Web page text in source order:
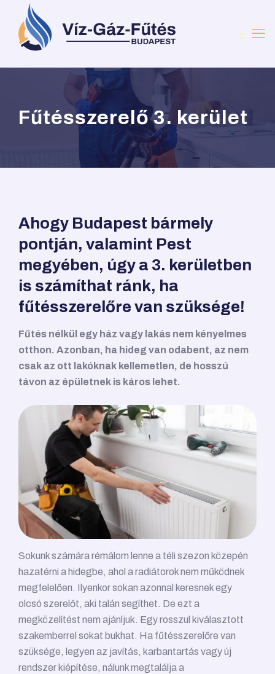
Fűtésszerelő 3. kerület
Ahogy Budapest bármely
pontján, valamint Pest
megyében, úgy a 3. kerületben
is számíthat ránk, ha
fűtésszerelőre van szüksége!
Fűtés nélkül egy ház vagy lakás nem kényelmes
otthon. Azonban, ha hideg van odabent, az nem
csak az ott lakóknak kellemetlen, de hosszú
távon az épületnek is káros lehet.
Sokunk számára rémálom lenne a téli szezon közepén
hazatérni a hidegbe, ahol a radiátorok nem működnek
megfelelően. Ilyenkor sokan azonnal keresnek egy
olcsó szerelőt, aki talán segíthet. De ezt a
megközelítést nem ajánljuk. Egy rosszul kiválasztott
szakemberrel sokat bukhat. Ha fűtésszerelőre van
szüksége, legyen az javítás, karbantartás vagy új
rendszer kiépítése, nálunk megtalálja a